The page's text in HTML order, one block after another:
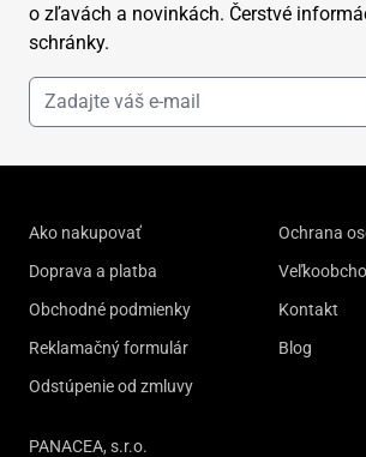
o zľavách a novinkách. Čerstvé
schránky.
Ako nakupovať
Doprava a platba
Obchodné podmienky
Reklamačný formulár
Odstúpenie od zmluvy
Ochrana
Kontakt
Blog
PANACEA, s.r.o.